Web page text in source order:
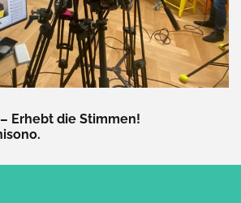
Erhebt die Stimmen!